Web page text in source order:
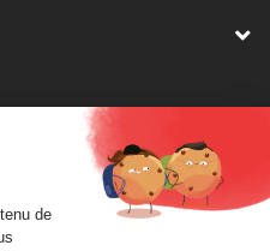
newsletter pour être informé